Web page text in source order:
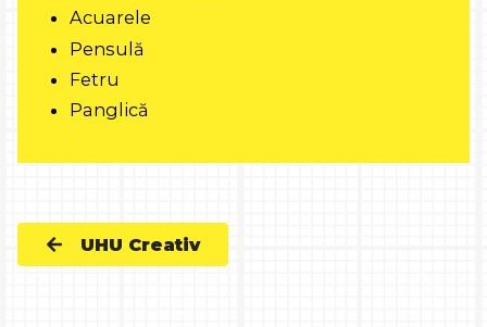
Acuarele
Pensulă
Fetru
Panglică
UHU Creativ